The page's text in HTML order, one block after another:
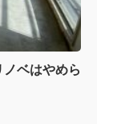
ノベはやめら